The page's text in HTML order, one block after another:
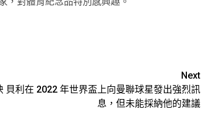
Next
貝利在 2022 年世界盃上向曼聯球星發出強烈訊
息，但未能採納他的建議